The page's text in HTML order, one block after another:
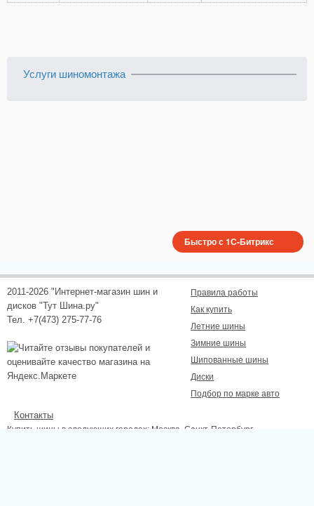
Услуги шиномонтажа
2011-2026 "Интернет-магазин шин и
дисков "Тут Шина.ру"
Тел. +7(473) 275-77-76
Правила работы
Как купить
Летние шины
Зимние шины
Шипованные шины
Диски
Подбор по марке авто
Контакты
Купить шины в следующих городах: Москва , Санкт-Петербург,
Быстро с 1С-Битрикс